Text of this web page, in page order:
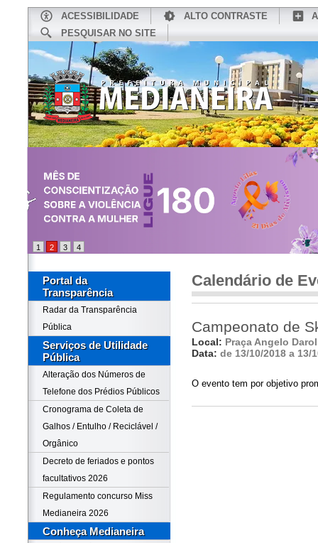
ACESSIBILIDADE ALTO CONTRASTE
PESQUISAR NO SITE
CONHEÇA MEDIANEIRA
1 2 3 4
Portal da
Transparência
Radar da Transparência
Pública
Serviços de Utilidade
Pública
Alteração dos Números de
Telefone dos Prédios Públicos
Cronograma de Coleta de
Galhos / Entulho / Reciclável /
Orgânico
Decreto de feriados e pontos
facultativos 2026
Regulamento concurso Miss
Medianeira 2026
Conheça Medianeira
Calendário de
Campeonato de
Local: Praça Angelo Darol
Data: de 13/10/2018 a 13/
O evento tem por objetivo